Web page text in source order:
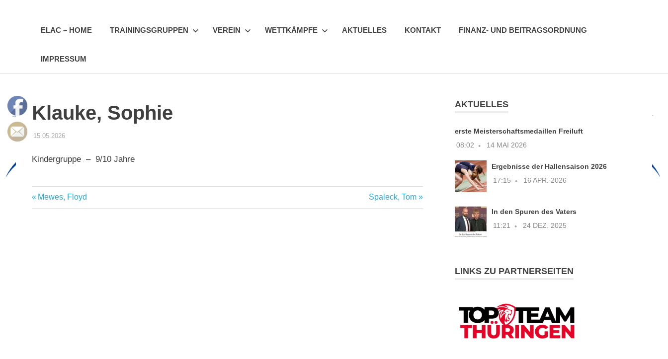
Erfurter
e.V.
ELAC – HOME TRAININGSGRUPPEN VEREIN WETTKÄMPFE AKTUELLES KONTAKT FINANZ- UND BEITRAGSORDNUNG
IMPRESSUM
Klauke, Sophie
15.05.2026STEFFEN PANSE
TRAINER & ÜBUNGSLEITER DES ELAC
Kindergruppe – 9/10 Jahre
Trainer
Beitragsnavigation
Vorheriger
Beitrag:
Mewes, Floyd
Nächster
Beitrag:
Spaleck, Tom
AKTUELLES
erste Meisterschaftsmedaillen Freiluft
08:02 14 MAI 2026
Ergebnisse der Hallensaison 2026
17:15 16 APR. 2026
In den Spuren des Vaters
11:21 24 DEZ. 2025
LINKS ZU PARTNERSEITEN